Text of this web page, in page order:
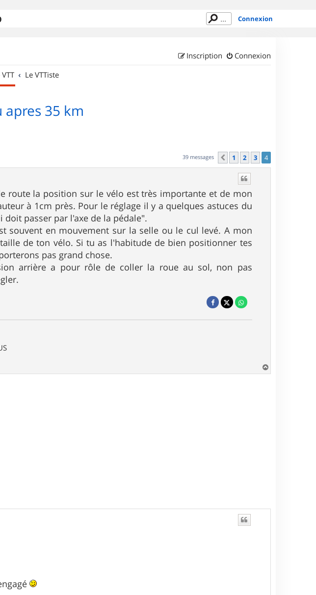
Connexion
Connexion
Inscription
VTT Le VTTiste
35 km
39 messages Précédent
1 2 3 4
route la position sur le vélo est très importante et de mon
à 1cm près. Pour le réglage il y a quelques astuces du
passer par l'axe de la pédale".
souvent en mouvement sur la selle ou le cul levé. A mon
de ton vélo. Si tu as l'habitude de bien positionner tes
pas grand chose.
arrière a pour rôle de coller la roue au sol, non pas
a